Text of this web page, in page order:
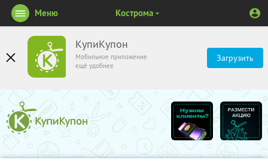
КупиКупон
Мобильное приложение
ещё удобнее
Загрузить
Меню Кострома